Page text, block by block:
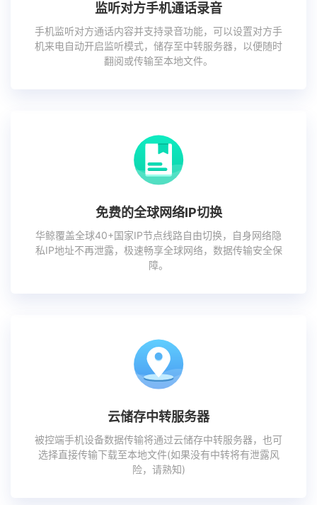
监听对方手机通话录音
手机监听对方通话内容并支持录音功能，可以设置对方手
机来电自动开启监听模式，储存至中转服务器，以便随时
翻阅或传输至本地文件。
免费的全球网络IP切换
华鲸覆盖全球40+国家IP节点线路自由切换，自身网络隐
私IP地址不再泄露，极速畅享全球网络，数据传输安全保
障。
云储存中转服务器
被控端手机设备数据传输将通过云储存中转服务器，也可
选择直接传输下载至本地文件(如果没有中转将有泄露风
险，请熟知)